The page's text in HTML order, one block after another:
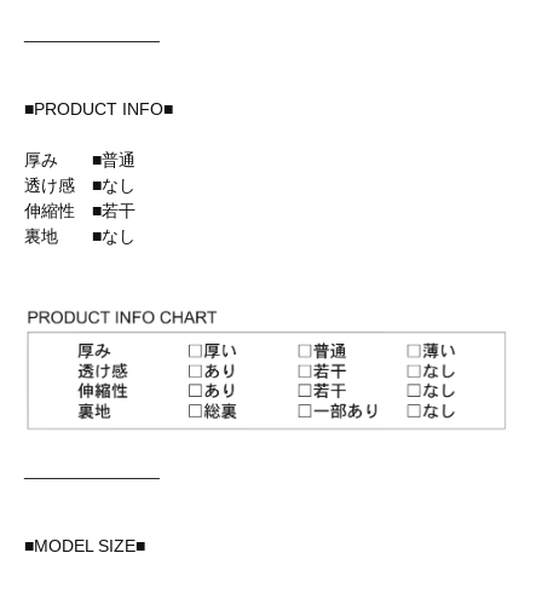
■PRODUCT INFO■
厚み ■普通
透け感 ■なし
伸縮性 ■若干
裏地 ■なし
■MODEL SIZE■